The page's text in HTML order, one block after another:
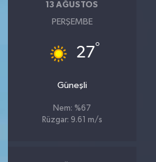
13 AĞUSTOS
PERŞEMBE
27°
Güneşli
Nem: %67
Rüzgar: 9.61 m/s